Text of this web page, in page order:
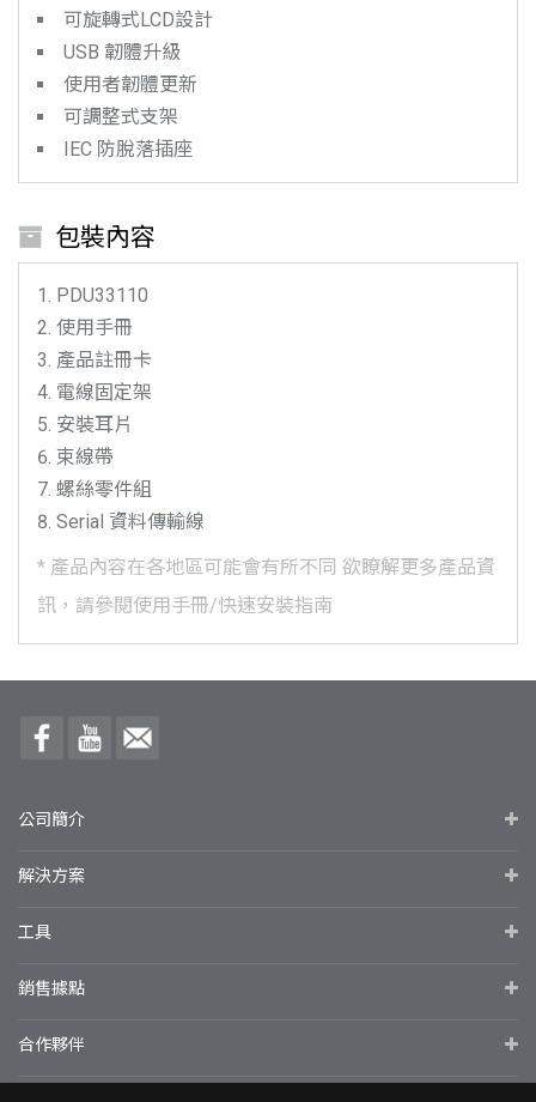
可旋轉式LCD設計
USB 韌體升級
使用者韌體更新
可調整式支架
IEC 防脫落插座
包裝內容
PDU33110
使用手冊
產品註冊卡
電線固定架
安裝耳片
束線帶
螺絲零件組
Serial 資料傳輸線
* 產品內容在各地區可能會有所不同 欲瞭解更多產品資
訊，請參閱使用手冊/快速安裝指南
公司簡介
解決方案
工具
銷售據點
合作夥伴